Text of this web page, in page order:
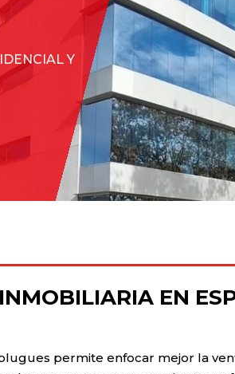
Y
EN
permite enfocar mejor la